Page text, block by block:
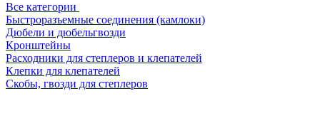
Все категории
Быстроразъемные соединения (камлоки)
Дюбели и дюбельгвозди
Кронштейны
Расходники для степлеров и клепателей
Клепки для клепателей
Скобы, гвозди для степлеров